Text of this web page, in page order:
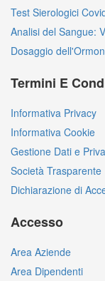
Test Sierologici
Analisi del Sangue:
Dosaggio
Termini E
Informativa Privacy
Informativa Cookie
Gestione Dati e
Società Trasparente
Dichiarazione di
Accesso
Area Aziende
Area Dipendenti